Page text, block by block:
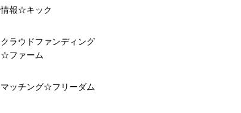
情報☆キック
クラウドファンディング
☆ファーム
マッチング☆フリーダム